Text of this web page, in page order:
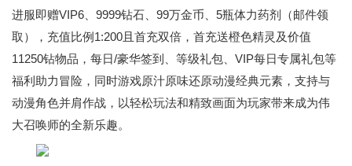
进服即赠VIP6、9999钻石、99万金币、5瓶体力药剂（邮件领
取），充值比例1:200且首充双倍，首充送橙色精灵及价值
11250钻物品，每日/豪华签到、等级礼包、VIP每日专属礼包等
福利助力冒险，同时游戏原汁原味还原动漫经典元素，支持与
动漫角色并肩作战，以轻松玩法和精致画面为玩家带来成为伟
大召唤师的全新乐趣。